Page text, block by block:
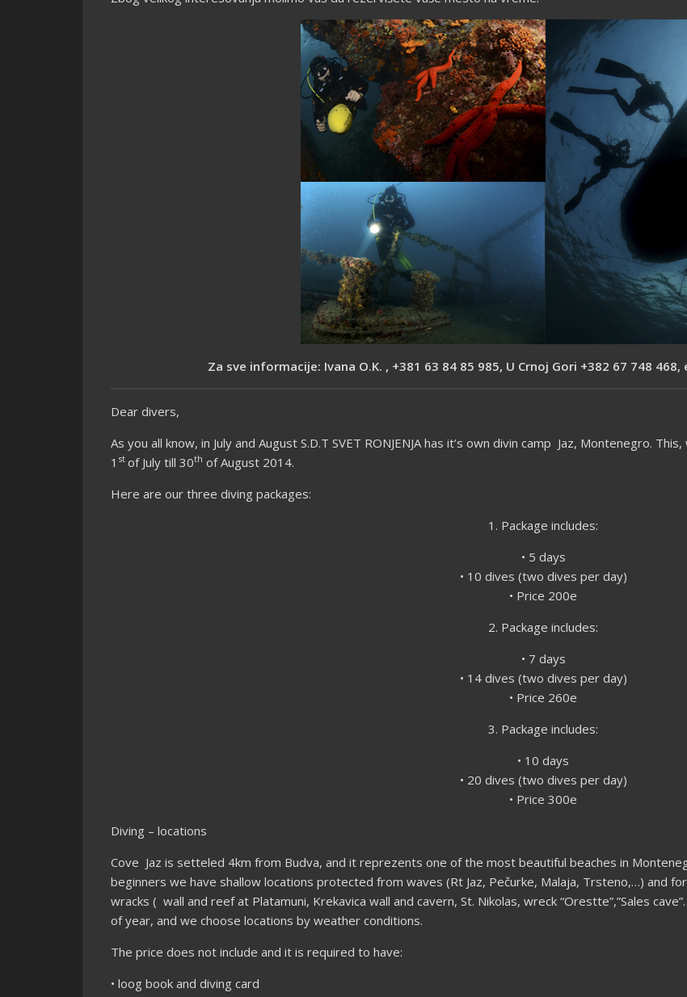
Za sve informacije: Ivana O.K. , +381 63 84 85 985, U Crnoj Gori +382 67 748 468,
Dear divers,
As you all know, in July and August S.D.T SVET RONJENJA has it’s own divin camp Jaz, Montenegro.
1 st of July till 30th of August 2014.
Here are our three diving packages:
1. Package includes:
• 5 days
• 10 dives (two dives per day)
• Price 200e
2. Package includes:
• 7 days
• 14 dives (two dives per day)
• Price 260e
3. Package includes:
• 10 days
• 20 dives (two dives per day)
• Price 300e
Diving – locations
Cove Jaz is setteled 4km from Budva, and it reprezents one of the most beautiful beaches in
beginners we have shallow locations protected from waves (Rt Jaz, Pečurke, Malaja, Trsteno,…) and
wracks ( wall and reef at Platamuni, Krekavica wall and cavern, St. Nikolas, wreck “Orestte”,”Sales
of year, and we choose locations by weather conditions.
The price does not include and it is required to have:
• loog book and diving card